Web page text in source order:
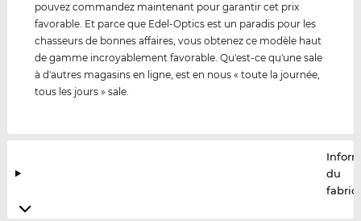
pouvez commandez maintenant pour garantir cet prix
favorable. Et parce que Edel-Optics est un paradis pour les
chasseurs de bonnes affaires, vous obtenez ce modèle haut
de gamme incroyablement favorable. Qu'est-ce qu'une sale
à d'autres magasins en ligne, est en nous « toute la journée,
tous les jours » sale.
du